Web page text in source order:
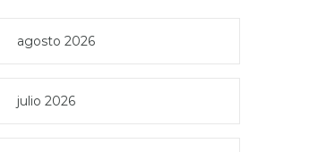
agosto 2026
julio 2026